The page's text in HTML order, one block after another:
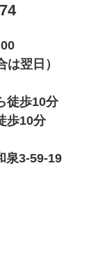
翌日）
徒歩10分
歩10分
泉3-59-19